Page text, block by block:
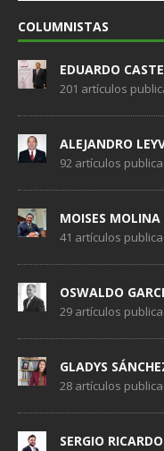
COLUMNISTAS
EDUARDO
201 artículos
ALEJANDRO
92 artículos
MOISES MOLINA
41 artículos
OSWALDO
29 artículos
GLADYS
28 artículos
SERGIO